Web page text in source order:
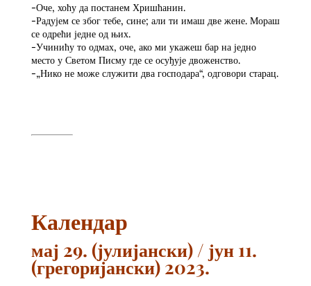
-Оче, хоћу да постанем Хришћанин.
-Радујем се због тебе, сине; али ти имаш две жене. Мораш
се одрећи једне од њих.
-Учинићу то одмах, оче, ако ми укажеш бар на једно
место у Светом Писму где се осуђује двоженство.
-„Нико не може служити два господара“, одговори старац.
Календар
мај 29. (јулијански) / јун 11.
(грегоријански) 2023.